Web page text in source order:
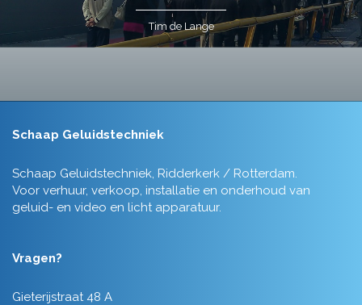
Tim de Lange
Schaap Geluidstechniek
Schaap Geluidstechniek, Ridderkerk / Rotterdam.
Voor verhuur, verkoop, installatie en onderhoud van
geluid- en video en licht apparatuur.
Vragen?
Gieterijstraat 48 A